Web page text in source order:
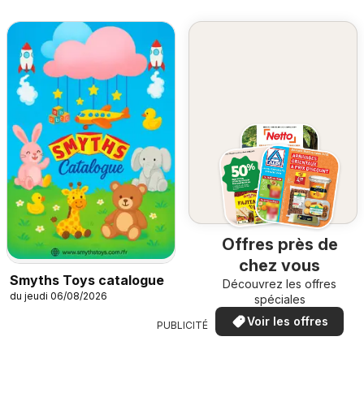
Smyths Toys catalogue
du jeudi 06/08/2026
Offres près de
chez vous
Découvrez les offres
spéciales
Voir les offres
PUBLICITÉ